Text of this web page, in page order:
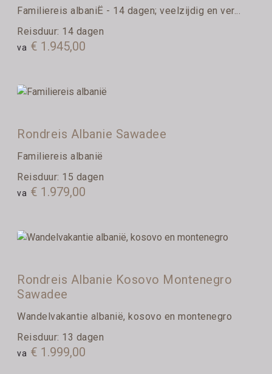
Familiereis albaniË - 14 dagen; veelzijdig en ver...
Reisduur: 14 dagen
va € 1.945,00
Rondreis Albanie Sawadee
Familiereis albanië
Reisduur: 15 dagen
va € 1.979,00
Rondreis Albanie Kosovo Montenegro
Sawadee
Wandelvakantie albanië, kosovo en montenegro
Reisduur: 13 dagen
va € 1.999,00